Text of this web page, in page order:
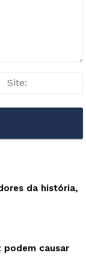
da história,
podem causar